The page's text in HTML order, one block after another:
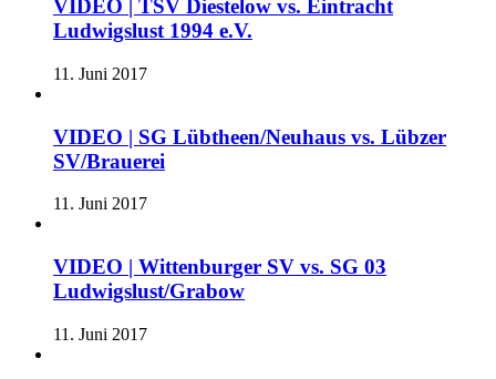
VIDEO | TSV Diestelow vs. Eintracht
Ludwigslust 1994 e.V.
11. Juni 2017
VIDEO | SG Lübtheen/Neuhaus vs. Lübzer
SV/Brauerei
11. Juni 2017
VIDEO | Wittenburger SV vs. SG 03
Ludwigslust/Grabow
11. Juni 2017